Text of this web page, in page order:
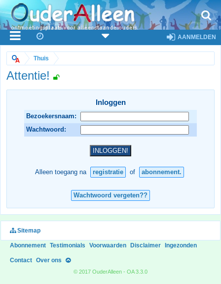
AANMELDEN
Thuis
Attentie!
Inloggen
Bezoekersnaam:
Wachtwoord:
Alleen toegang na registratie of abonnement.
Wachtwoord vergeten??
Sitemap
Abonnement Testimonials Voorwaarden Disclaimer Ingezonden
Contact Over ons
© 2017 OuderAlleen - OA 3.3.0